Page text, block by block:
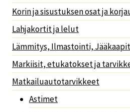
Korin ja sisustuksen osat ja
Lahjakortit ja lelut
Lämmitys, Ilmastointi, Jääkaapit
Markiisit, etukatokset ja
Matkailuautotarvikkeet
Astimet